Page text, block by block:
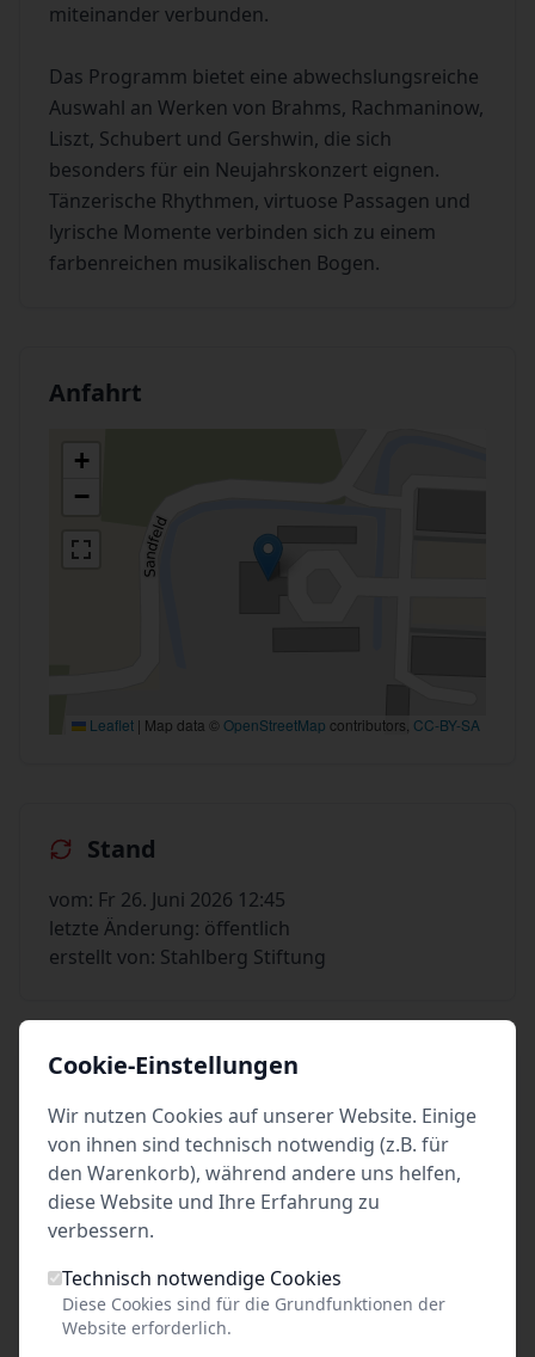
miteinander verbunden.
Das Programm bietet eine abwechslungsreiche
Auswahl an Werken von Brahms, Rachmaninow,
Liszt, Schubert und Gershwin, die sich
besonders für ein Neujahrskonzert eignen.
Tänzerische Rhythmen, virtuose Passagen und
lyrische Momente verbinden sich zu einem
farbenreichen musikalischen Bogen.
Anfahrt
+
−
Leaflet | Map data © OpenStreetMap contributors, CC-BY-SA
Stand
vom: Fr 26. Juni 2026 12:45
letzte Änderung: öffentlich
erstellt von: Stahlberg Stiftung
30 EUR / 35 EUR
pro Person
Tickets kaufen
Event teilen
Cookie-Einstellungen
Wir nutzen Cookies auf unserer Website. Einige
von ihnen sind technisch notwendig (z.B. für
den Warenkorb), während andere uns helfen,
diese Website und Ihre Erfahrung zu
verbessern.
Technisch notwendige Cookies
Diese Cookies sind für die Grundfunktionen der
Website erforderlich.